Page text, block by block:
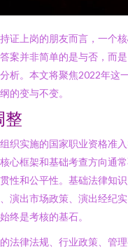
证上岗的朋友而言，一个
案并非简单的是与否，而
析。本文将聚焦2022年这
的变与不变。
整
织实施的国家职业资格准
心框架和基础考查方向通
性和公平性。基础法律知识
演出市场政策、演出经纪实
终是考核的基石。
法律法规、行业政策、管